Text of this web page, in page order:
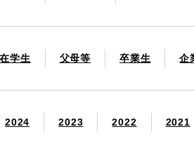
在学生 父母等 卒業生 企
2024 2023 2022 2021